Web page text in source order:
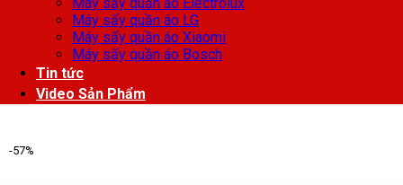
Máy sấy quần áo LG
Máy sấy quần áo Xiaomi
Máy sấy quần áo Bosch
Tin tức
Video Sản Phẩm
-57%